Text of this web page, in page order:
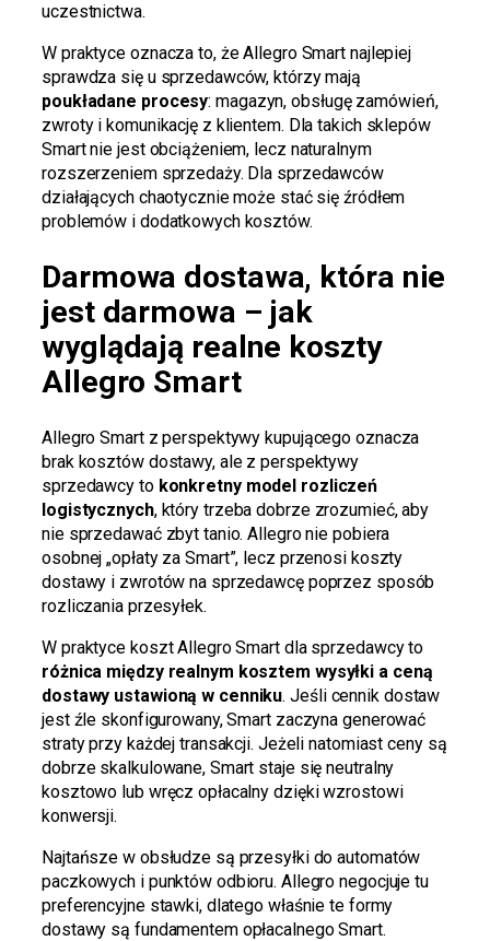
uczestnictwa.
W praktyce oznacza to, że Allegro Smart najlepiej
sprawdza się u sprzedawców, którzy mają
poukładane procesy: magazyn, obsługę zamówień,
zwroty i komunikację z klientem. Dla takich sklepów
Smart nie jest obciążeniem, lecz naturalnym
rozszerzeniem sprzedaży. Dla sprzedawców
działających chaotycznie może stać się źródłem
problemów i dodatkowych kosztów.
Darmowa dostawa, która nie
jest darmowa – jak
wyglądają realne koszty
Allegro Smart
Allegro Smart z perspektywy kupującego oznacza
brak kosztów dostawy, ale z perspektywy
sprzedawcy to konkretny model rozliczeń
logistycznych, który trzeba dobrze zrozumieć, aby
nie sprzedawać zbyt tanio. Allegro nie pobiera
osobnej „opłaty za Smart”, lecz przenosi koszty
dostawy i zwrotów na sprzedawcę poprzez sposób
rozliczania przesyłek.
W praktyce koszt Allegro Smart dla sprzedawcy to
różnica między realnym kosztem wysyłki a ceną
dostawy ustawioną w cenniku. Jeśli cennik dostaw
jest źle skonfigurowany, Smart zaczyna generować
straty przy każdej transakcji. Jeżeli natomiast ceny są
dobrze skalkulowane, Smart staje się neutralny
kosztowo lub wręcz opłacalny dzięki wzrostowi
konwersji.
Najtańsze w obsłudze są przesyłki do automatów
paczkowych i punktów odbioru. Allegro negocjuje tu
preferencyjne stawki, dlatego właśnie te formy
dostawy są fundamentem opłacalnego Smart.